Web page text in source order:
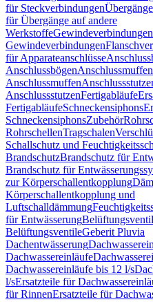
für Steckverbindungen
für Übergänge auf andere
WerkstoffeGewindeverbindungen
Gewindeverbindungen
für Apparateanschlüsse
AnschlussbögenAnschlussmuffen
Anschlussmuffen
AnschlussstutzenFertigabläufe
FertigabläufeSchneckensiphons
SchneckensiphonsZubehör
RohrschellenTragschalen
Schallschutz und
BrandschutzBrandschutz für
Brandschutz für
zur Körperschallentkopplung
Körperschallentkopplung und
Luftschalldämmung
für Entwässerung
BelüftungsventileGeberit Pluvia
Dachentwässerung
Dachwassereinläufe
Dachwassereinläufe bis 12 l/s
l/sErsatzteile für
für RinnenErsatzteile für